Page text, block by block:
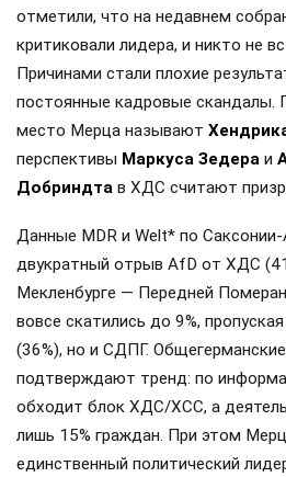
отметили, что на недавнем
критиковали лидера, и никто не
Причинами стали плохие
постоянные кадровые скандалы.
место Мерца называют
перспективы Маркуса Зедера и
Добриндта в ХДС считают
Данные MDR и Welt* по
двукратный отрыв AfD от ХДС
Мекленбурге — Передней
вовсе скатились до 9%,
(36%), но и СДПГ. Общегерманские
подтверждают тренд: по
обходит блок ХДС/ХСС, а
лишь 15% граждан. При этом
единственный политический